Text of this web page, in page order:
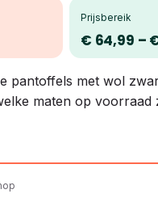
Prijsbereik
€ 64,99 –
pantoffels met wol
maten op voorraad